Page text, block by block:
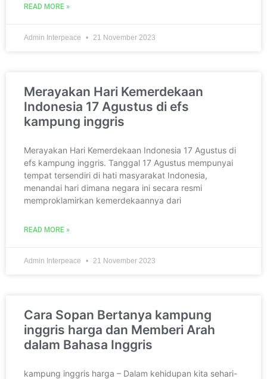
READ MORE »
Admin Interpeace 21 November 2023
Merayakan Hari Kemerdekaan
Indonesia 17 Agustus di efs
kampung inggris
Merayakan Hari Kemerdekaan Indonesia 17 Agustus di
efs kampung inggris. Tanggal 17 Agustus mempunyai
tempat tersendiri di hati masyarakat Indonesia,
menandai hari dimana negara ini secara resmi
memproklamirkan kemerdekaannya dari
READ MORE »
Admin Interpeace 21 November 2023
Cara Sopan Bertanya kampung
inggris harga dan Memberi Arah
dalam Bahasa Inggris
kampung inggris harga – Dalam kehidupan kita sehari-